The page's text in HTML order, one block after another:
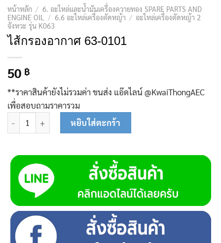
หน้าหลัก / 6. อะไหล่และน้ำมันเครื่องควายทอง SPARE PARTS AND
ENGINE OIL
/ 6.6 อะไหล่เครื่องตัดหญ้า / อะไหล่เครื่องตัดหญ้า 2
จังหวะ รุ่น K063
ไส้กรองอากาศ 63-0101
50 ฿
**ราคาสินค้ายังไม่รวมค่า ขนส่ง แอ๊ดไลน์ @KwaiThongAEC
เพื่อสอบถามราคารวม
จำนวน ไส้กรองอากาศ 63-0101 ชิ้น
หยิบใส่ตะกร้า